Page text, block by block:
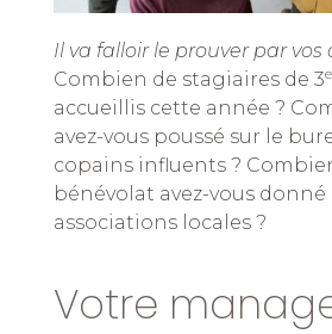
Il va falloir le prouver par vos
Combien de stagiaires de 3e
accueillis cette année ?
avez-vous poussé sur le
copains influents ?
bénévolat avez-vous donné
associations locales ?
Votre